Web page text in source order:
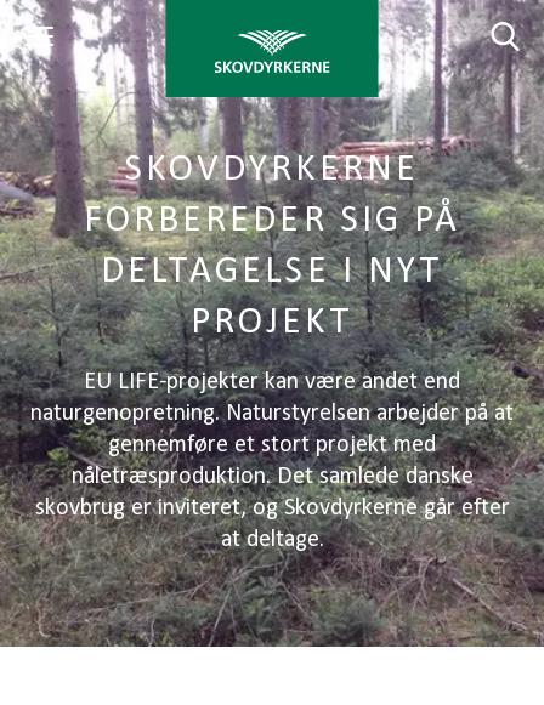
SKOVDYRKERNE
FORBEREDER SIG PÅ
DELTAGELSE I NYT
PROJEKT
EU LIFE-projekter kan være andet end
naturgenopretning. Naturstyrelsen arbejder på at
gennemføre et stort projekt med
nåletræsproduktion. Det samlede danske
skovbrug er inviteret, og Skovdyrkerne går efter
at deltage.